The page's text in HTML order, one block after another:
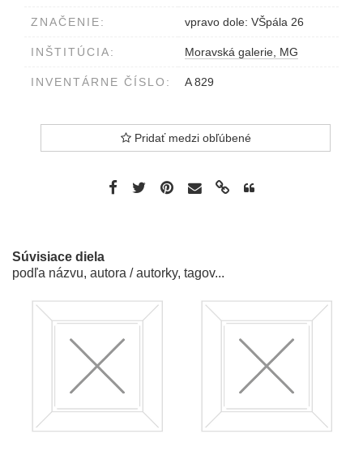
ZNAČENIE: vpravo dole: VŠpála 26
INŠTITÚCIA: Moravská galerie, MG
INVENTÁRNE ČÍSLO: A 829
Pridať medzi obľúbené
Súvisiace diela
podľa názvu, autora / autorky, tagov...